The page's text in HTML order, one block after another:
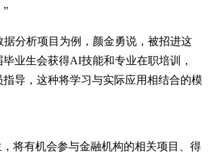
”
分析项目为例，颜金勇说，被招进这
业生会获得AI技能和专业在职培训，
导，这种将学习与实际应用相结合的模
将有机会参与金融机构的相关项目、得